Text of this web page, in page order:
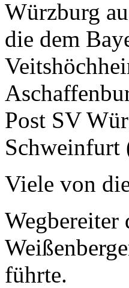
Würzburg
die dem
Post SV
Schweinfurt
Viele von
Wegbereiter
führte.